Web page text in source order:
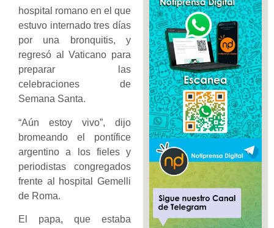
hospital romano en el que
estuvo internado tres días
por una bronquitis, y
regresó al Vaticano para
preparar las
celebraciones de
Semana Santa.
“Aún estoy vivo”, dijo
bromeando el pontífice
argentino a los fieles y
periodistas congregados
frente al hospital Gemelli
de Roma.
El papa, que estaba